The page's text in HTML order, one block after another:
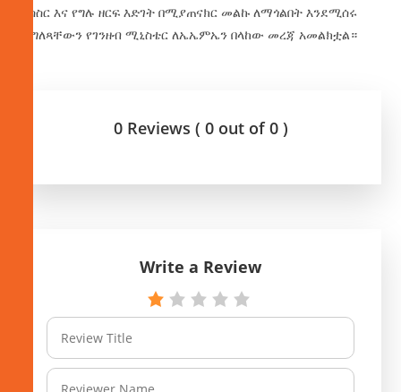
ትስስር እና የግሉ ዘርፍ እድገት በሚያጠናክር መልኩ ለማጎልበት እንደሚሰሩ
መግለጻቸውን የገንዘብ ሚኒስቴር ለኤኤምኤን በላከው መረጃ አመልክቷል።
0 Reviews ( 0 out of 0 )
Write a Review